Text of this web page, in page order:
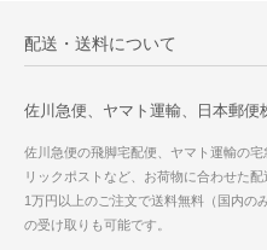
配送・送料について
佐川急便、ヤマト運輸、日本郵便
佐川急便の飛脚宅配便、ヤマト運輸の
リックポストなど、お荷物に合わせた
1万円以上のご注文で送料無料（国内の
の受け取りも可能です。